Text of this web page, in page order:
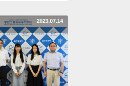
2023.07.14